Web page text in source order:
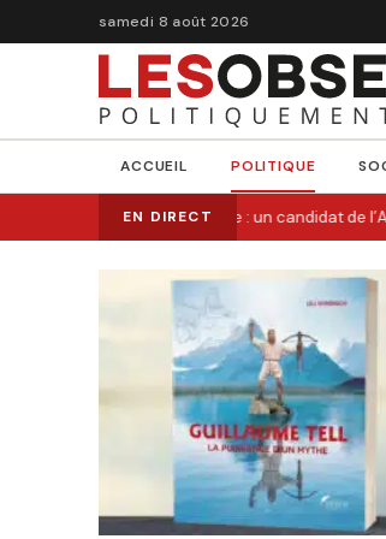
samedi 8 août 2026
ACCUEIL POLITIQUE
EN DIRECT
Allemagne : un candidat de